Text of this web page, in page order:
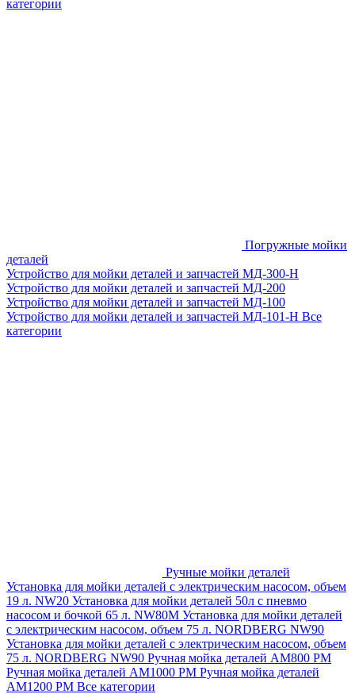
категории
Погружные мойки
деталей
Устройство для мойки деталей и запчастей МД-300-H
Устройство для мойки деталей и запчастей МД-200
Устройство для мойки деталей и запчастей МД-100
Устройство для мойки деталей и запчастей МД-101-Н Все
категории
Ручные мойки деталей
Установка для мойки деталей с электрическим насосом, объем
19 л. NW20 Установка для мойки деталей 50л с пневмо
насосом и бочкой 65 л. NW80M Установка для мойки деталей
с электрическим насосом, объем 75 л. NORDBERG NW90
Установка для мойки деталей с электрическим насосом, объем
75 л. NORDBERG NW90 Ручная мойка деталей АМ800 РМ
Ручная мойка деталей АМ1000 РМ Ручная мойка деталей
АМ1200 РМ Все категории